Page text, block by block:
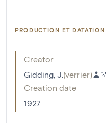
PRODUCTION ET DATATION
Creator
Gidding, J. (verrier)
Creation date
1927